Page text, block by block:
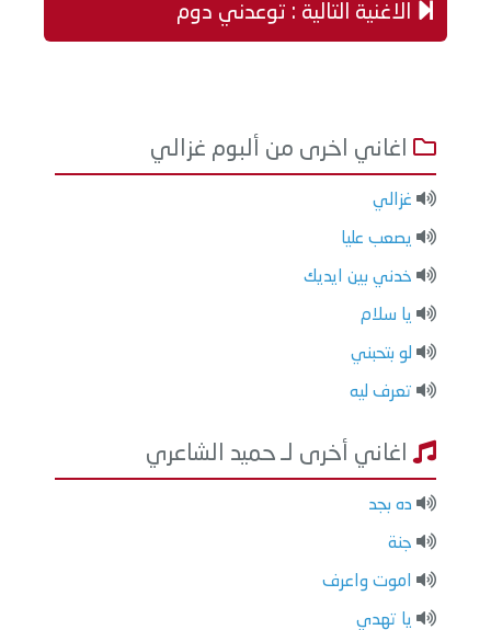
الاغنية التالية : توعدني دوم
اغاني اخرى من ألبوم غزالي
غزالي
يصعب عليا
خدني بين ايديك
يا سلام
لو بتحبني
تعرف ليه
اغاني أخرى لـ حميد الشاعري
ده بجد
جنة
اموت واعرف
يا تهدي